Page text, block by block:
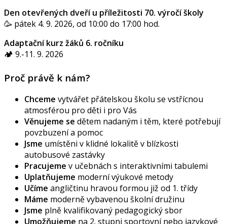
Den otevřených dveří u příležitosti 70. výročí školy
🥳 pátek 4. 9. 2026, od 10:00 do 17:00 hod.
Adaptační kurz žáků 6. ročníku
🏕️ 9.-11. 9. 2026
Proč právě k nám?
Chceme vytvářet přátelskou školu se vstřícnou
atmosférou pro děti i pro Vás
Věnujeme se dětem nadaným i těm, které potřebují
povzbuzení a pomoc
Jsme umístěni v klidné lokalitě v blízkosti
autobusové zastávky
Pracujeme v učebnách s interaktivními tabulemi
Uplatňujeme moderní výukové metody
Učíme angličtinu hravou formou již od 1. třídy
Máme moderně vybavenou školní družinu
Jsme plně kvalifikovaný pedagogický sbor
Umožňujeme na 2. stupni sportovní nebo jazykové